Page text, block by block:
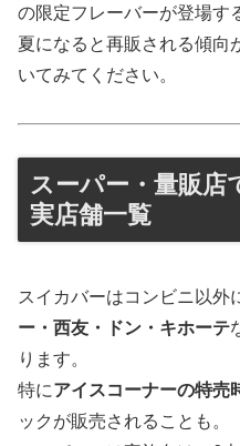
の限定フレーバーが登場す
夏になると再販される傾向
いてみてください。
スーパー・量販店
実店舗一覧
スイカバーはコンビニ以外
ー・西友・ドン・キホーテ
ります。
特にアイスコーナーの特売
ックが販売されることも。